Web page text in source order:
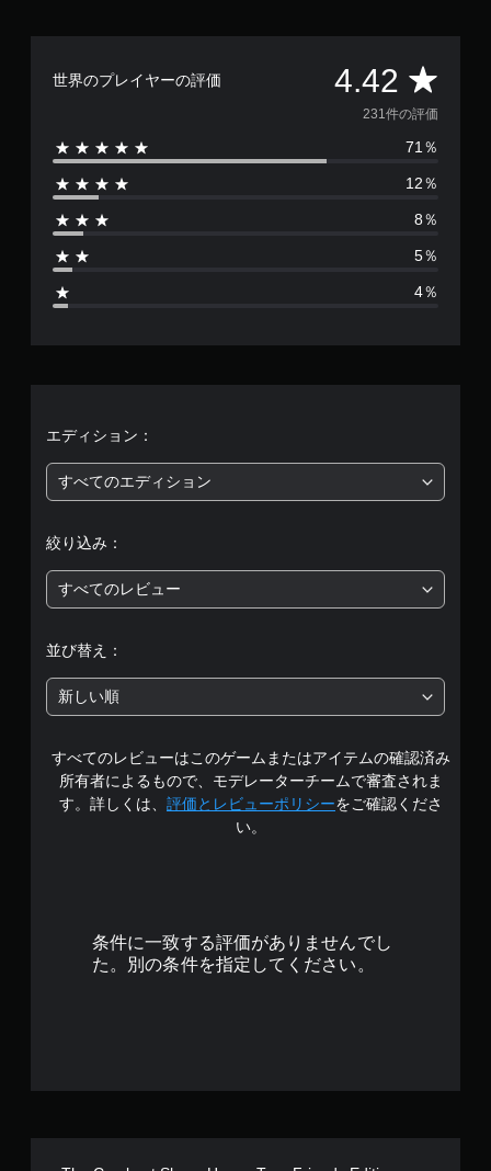
世界のプレイヤーの評価 4.42 評
価
数
は
3
評
は
5
階
中
の
4
231件の評価
71％
12％
8％
5％
4％
エディション：
すべてのエディション
絞り込み：
すべてのレビュー
並び替え：
新しい順
すべてのレビューはこのゲームまたはアイテムの確認済み
所有者によるもので、モデレーターチームで審査されま
す。詳しくは、 評価とレビューポリシーをご確認くださ
い。
条件に一致する評価がありませんでし
た。別の条件を指定してください。